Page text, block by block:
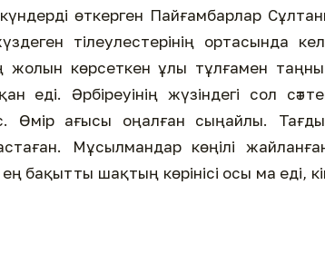
өткерген Пайғамбарлар
тілеулестерінің ортасында
жолын көрсеткен ұлы тұлғамен
Әрбіреуінің жүзіндегі сол
Өмір ағысы оңалған сыңайлы.
Мұсылмандар көңілі
бақытты шақтың көрінісі осы ма еді,